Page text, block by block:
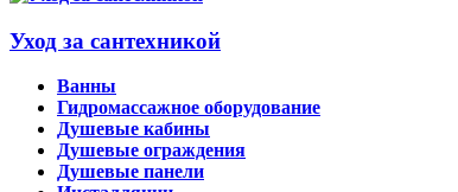
Уход за сантехникой
Ванны
Гидромассажное оборудование
Душевые кабины
Душевые ограждения
Душевые панели